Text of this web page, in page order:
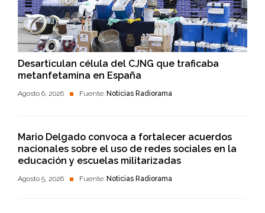
Desarticulan célula del CJNG que traficaba
metanfetamina en España
Agosto 6, 2026 Fuente: Noticias Radiorama
Mario Delgado convoca a fortalecer acuerdos
nacionales sobre el uso de redes sociales en la
educación y escuelas militarizadas
Agosto 5, 2026 Fuente: Noticias Radiorama